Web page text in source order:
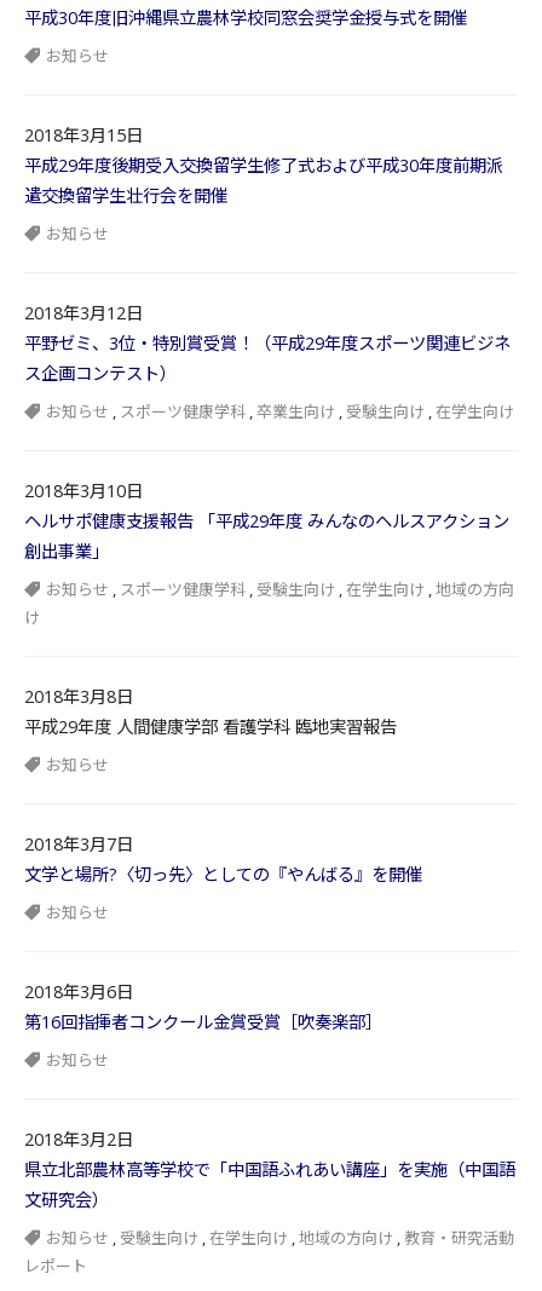
平成30年度旧沖縄県立農林学校同窓会奨学金授与式を開催
お知らせ
2018年3月15日
平成29年度後期受入交換留学生修了式および平成30年度前期派
遣交換留学生壮行会を開催
お知らせ
2018年3月12日
平野ゼミ、3位・特別賞受賞！（平成29年度スポーツ関連ビジネ
ス企画コンテスト）
お知らせ , スポーツ健康学科 ,卒業生向け , 受験生向け ,在学生向け
2018年3月10日
ヘルサポ健康支援報告 「平成29年度 みんなのヘルスアクション
創出事業」
お知らせ , スポーツ健康学科 , 受験生向け ,在学生向け ,地域の方向
け
2018年3月8日
平成29年度 人間健康学部 看護学科 臨地実習報告
お知らせ
2018年3月7日
文学と場所?〈切っ先〉としての『やんばる』を開催
お知らせ
2018年3月6日
第16回指揮者コンクール金賞受賞［吹奏楽部］
お知らせ
2018年3月2日
県立北部農林高等学校で「中国語ふれあい講座」を実施（中国語
文研究会）
お知らせ , 受験生向け ,在学生向け ,地域の方向け , 教育・研究活動
レポート